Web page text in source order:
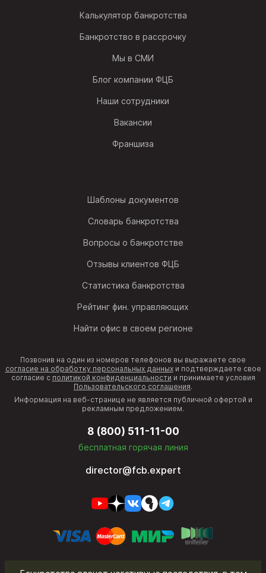
Калькулятор банкротства
Банкротство в рассрочку
Мы в СМИ
Блог компании ФЦБ
Наши сотрудники
Вакансии
Франшиза
Шаблоны документов
Словарь банкротства
Вопросы о банкротстве
Отзывы клиентов ФЦБ
Статистика банкротства
Рейтинг фин. управляющих
Найти офис в своем регионе
Позвонив на один из номеров телефонов вы выражаете свое
согласие на обработку персональных данныхи подтверждаете свое
согласие с политикой конфиденциальности и принимаете условия
Пользовательского соглашения.
Информация на веб-странице не является публичной офертой и
рекламным предложением.
8 (800) 511-11-00
бесплатная горячая линия
director@fcb.expert